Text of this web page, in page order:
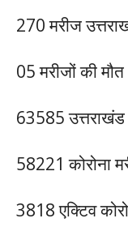
270 मरीज
05 मरीजों की
63585
58221 कोरोना
3818 एक्टिव